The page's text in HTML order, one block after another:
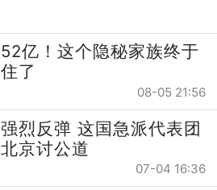
亿！这个隐秘家族终于
了
08-05 21:56
烈反弹 这国急派代表团
京讨公道
07-04 16:36